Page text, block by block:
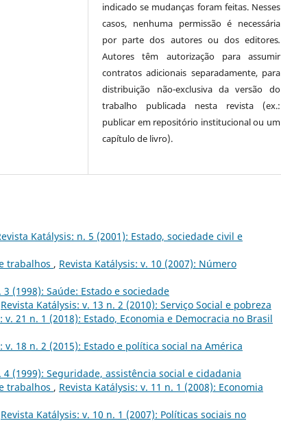
indicado se mudanças foram feitas. Nesses
casos, nenhuma permissão é necessária
por parte dos autores ou dos editores.
Autores têm autorização para assumir
contratos adicionais separadamente, para
distribuição não-exclusiva da versão do
trabalho publicada nesta revista (ex.:
publicar em repositório institucional ou um
capítulo de livro).
Katálysis: n. 5 (2001): Estado, sociedade civil e
trabalhos , Revista Katálysis: v. 10 (2007): Número
3 (1998): Saúde: Estado e sociedade
Revista Katálysis: v. 13 n. 2 (2010): Serviço Social e pobreza
v. 21 n. 1 (2018): Estado, Economia e Democracia no Brasil
v. 18 n. 2 (2015): Estado e política social na América
4 (1999): Seguridade, assistência social e cidadania
trabalhos , Revista Katálysis: v. 11 n. 1 (2008): Economia
Revista Katálysis: v. 10 n. 1 (2007): Políticas sociais no